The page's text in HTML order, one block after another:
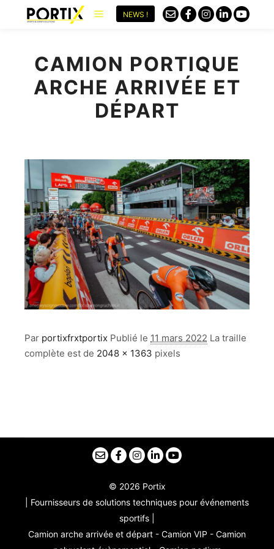
NEWS !
CAMION PORTIQUE
ARCHE ARRIVÉE ET
DÉPART
Par portixfrxtportix Publié le 11 mars 2022 La traille
complète est de 2048 × 1363 pixels
© 2026 Portix
| Fournisseurs de solutions techniques pour événements
sportifs |
Camion arche arrivée et départ - Camion VIP - Camion